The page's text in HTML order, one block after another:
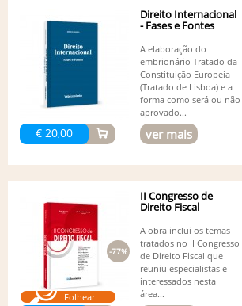
€ 20,00
Direito Internacional
- Fases e Fontes
A elaboração do
embrionário Tratado da
Constituição Europeia
(Tratado de Lisboa) e a
forma como será ou não
aprovado...
ver mais
Folhear
-77%
II Congresso de
Direito Fiscal
A obra inclui os temas
tratados no II Congresso
de Direito Fiscal que
reuniu especialistas e
interessados nesta
área...